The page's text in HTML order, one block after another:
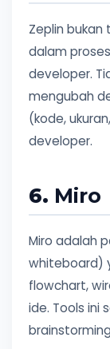
Zeplin
dalam
developer.
mengubah
(kode,
developer.
6. Miro
Miro adalah
whiteboard)
flowchart,
ide. Tools ini